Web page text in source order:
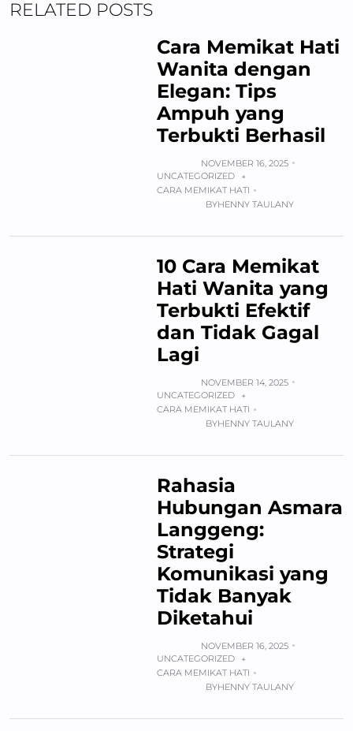
RELATED POSTS
Cara Memikat Hati
Wanita dengan
Elegan: Tips
Ampuh yang
Terbukti Berhasil
NOVEMBER 16, 2025
UNCATEGORIZED
+
CARA MEMIKAT HATI
BYHENNY TAULANY
10 Cara Memikat
Hati Wanita yang
Terbukti Efektif
dan Tidak Gagal
Lagi
NOVEMBER 14, 2025
UNCATEGORIZED
+
CARA MEMIKAT HATI
BYHENNY TAULANY
Rahasia
Hubungan Asmara
Langgeng:
Strategi
Komunikasi yang
Tidak Banyak
Diketahui
NOVEMBER 16, 2025
UNCATEGORIZED
+
CARA MEMIKAT HATI
BYHENNY TAULANY